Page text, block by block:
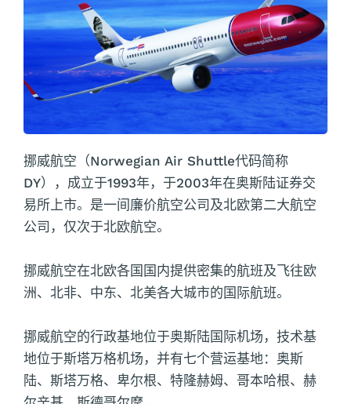
挪威航空（Norwegian Air Shuttle代码简称
DY），成立于1993年，于2003年在奥斯陆证券交
易所上市。是一间廉价航空公司及北欧第二大航空
公司，仅次于北欧航空。
挪威航空在北欧各国国内提供密集的航班及飞往欧
洲、北非、中东、北美各大城市的国际航班。
挪威航空的行政基地位于奥斯陆国际机场，技术基
地位于斯塔万格机场，并有七个营运基地：奥斯
陆、斯塔万格、卑尔根、特隆赫姆、哥本哈根、赫